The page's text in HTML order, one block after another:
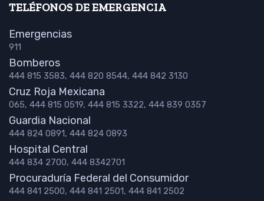
TELÉFONOS DE EMERGENCIA
Emergencias
911
Bomberos
444 815 3583, 444 820 8544, 444 842 3130
Cruz Roja Mexicana
065, 444 815 0519, 444 815 3322, 444 839 0357
Guardia Nacional
444 824 0891, 444 824 0893
Hospital Central
444 834 2700, 444 8342701
Procuraduría Federal del Consumidor
444 841 2500, 444 841 2501, 444 841 2502